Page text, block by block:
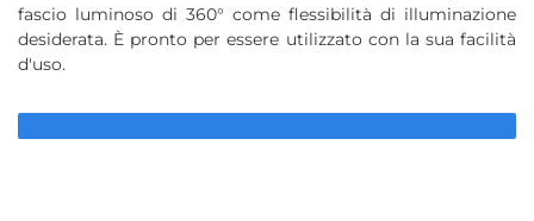
fascio luminoso di 360° come flessibilità di illuminazione
desiderata. È pronto per essere utilizzato con la sua facilità
d'uso.